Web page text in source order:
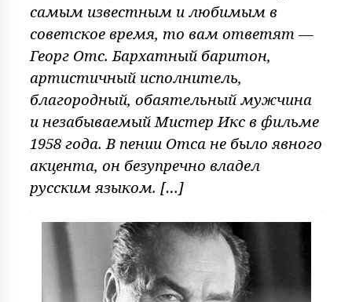
самым известным и любимым в
советское время, то вам ответят —
Георг Отс. Бархатный баритон,
артистичный исполнитель,
благородный, обаятельный мужчина
и незабываемый Мистер Икс в фильме
1958 года. В пении Отса не было явного
акцента, он безупречно владел
русским языком. […]